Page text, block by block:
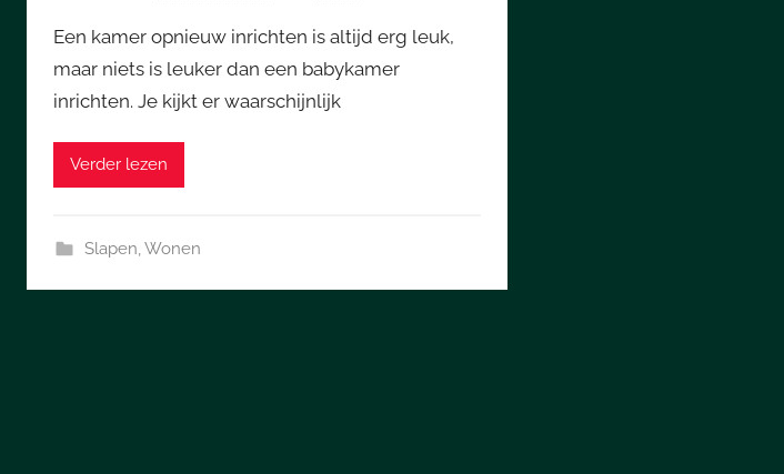
Een kamer opnieuw inrichten is altijd erg leuk,
maar niets is leuker dan een babykamer
inrichten. Je kijkt er waarschijnlijk
Verder lezen
Slapen,Wonen